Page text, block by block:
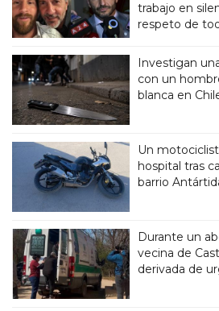
trabajo en
respeto de
Investigan
con un
blanca en
Un
hospital tras
barrio
Durante un
vecina de
derivada de